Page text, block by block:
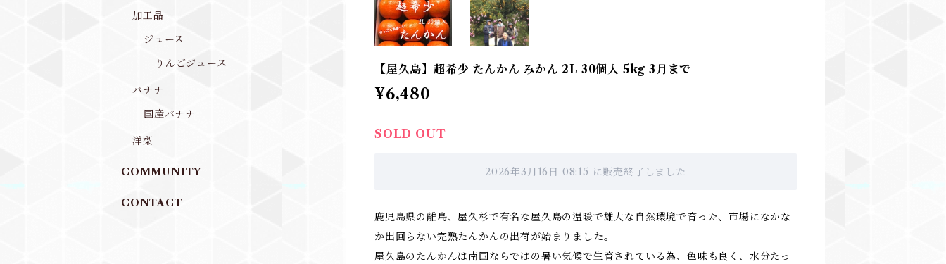
【屋久島】超希少 たんかん みかん 2L 30個入 5kg 3月まで
¥6,480
SOLD OUT
2026年3月16日 08:15 に販売終了しました
鹿児島県の離島、屋久杉で有名な屋久島の温暖で雄大な自然環境で育った、市場になかな
か出回らない完熟たんかんの出荷が始まりました。
屋久島のたんかんは南国ならではの暑い気候で生育されている為、色味も良く、水分たっ
加工品
ジュース
りんごジュース
バナナ
国産バナナ
洋梨
COMMUNITY
CONTACT